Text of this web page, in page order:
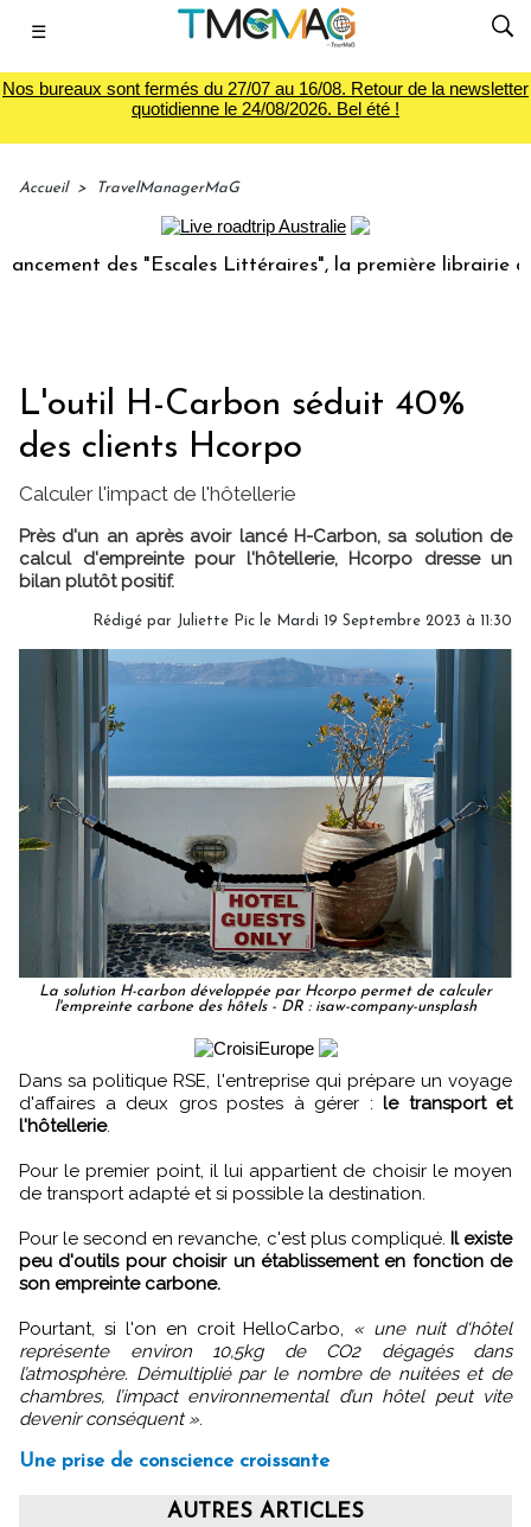
☰
Nos bureaux sont fermés du 27/07 au 16/08. Retour de la newsletter
quotidienne le 24/08/2026. Bel été !
Accueil > TravelManagerMaG
des "Escales Littéraires", la première librairie du
L'outil H-Carbon séduit 40%
des clients Hcorpo
Calculer l'impact de l'hôtellerie
Près d'un an après avoir lancé H-Carbon, sa solution de
calcul d'empreinte pour l'hôtellerie, Hcorpo dresse un
bilan plutôt positif.
Rédigé par Juliette Pic le Mardi 19 Septembre 2023 à 11:30
La solution H-carbon développée par Hcorpo permet de calculer
l'empreinte carbone des hôtels - DR : isaw-company-unsplash
Dans sa politique RSE, l'entreprise qui prépare un voyage
d'affaires a deux gros postes à gérer : le transport et
l'hôtellerie.
Pour le premier point, il lui appartient de choisir le moyen
de transport adapté et si possible la destination.
Pour le second en revanche, c'est plus compliqué. Il existe
peu d'outils pour choisir un établissement en fonction de
son empreinte carbone.
Pourtant, si l'on en croit HelloCarbo, « une nuit d'hôtel
représente environ 10,5kg de CO2 dégagés dans
l’atmosphère. Démultiplié par le nombre de nuitées et de
chambres, l’impact environnemental d’un hôtel peut vite
devenir conséquent ».
Une prise de conscience croissante
AUTRES ARTICLES